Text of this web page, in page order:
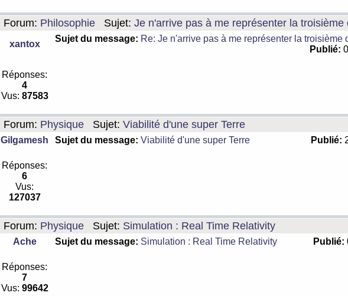
Forum: Philosophie Sujet: Je n'arrive pas à me représenter la troisième
xantox
Sujet du message: Re: Je n'arrive pas à me représenter la troisième
Publié:
Réponses:
4
Vus: 87583
Forum: Physique Sujet: Viabilité d'une super Terre
Gilgamesh Sujet du message: Viabilité d'une super Terre Publié:
Réponses:
6
Vus:
127037
Forum: Physique Sujet: Simulation : Real Time Relativity
Ache Sujet du message: Simulation : Real Time Relativity Publié:
Réponses:
7
Vus: 99642